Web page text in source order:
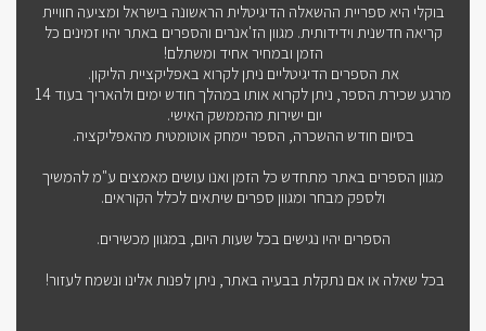
בוקלי היא ספריית ההשאלה הדיגיטלית הראשונה בישראל ומציעה חוויית
קריאה חדשנית וידידותית. מגוון הז'אנרים והספרים באתר יהיו זמינים כל
הזמן ובמחיר אחיד ומשתלם!
את הספרים הדיגיטליים ניתן לקרוא באפליקציית הליקון.
מרגע שכירת הספר, ניתן לקרוא אותו במהלך חודש ימים ולהאריך בעוד 14
יום ישירות מהממשק האישי.
בסיום חודש ההשכרה, הספר יימחק אוטומטית מהאפליקציה.
מגוון הספרים באתר מתחדש כל הזמן ואנו עושים מאמצים ע"מ להמשיך
ולספק מבחר ומגוון ספרים שיתאים לכלל הקוראים.
הספרים יהיו נגישים בכל שעות היום, במגוון מכשירים.
בכל שאלה או אם נתקלת בבעיה באתר, ניתן לפנות אלינו ונשמח לעזור!